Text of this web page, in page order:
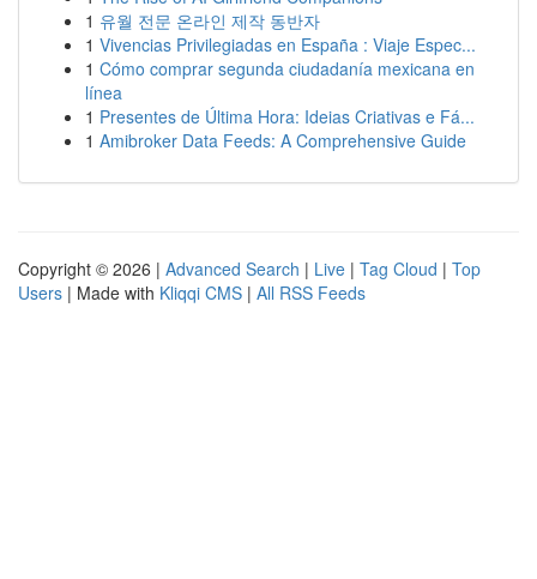
1 유월 전문 온라인 제작 동반자
1 Vivencias Privilegiadas en España : Viaje Espec...
1 Cómo comprar segunda ciudadanía mexicana en
línea
1 Presentes de Última Hora: Ideias Criativas e Fá...
1 Amibroker Data Feeds: A Comprehensive Guide
Copyright © 2026 | Advanced Search | Live | Tag Cloud | Top
Users | Made with Kliqqi CMS | All RSS Feeds